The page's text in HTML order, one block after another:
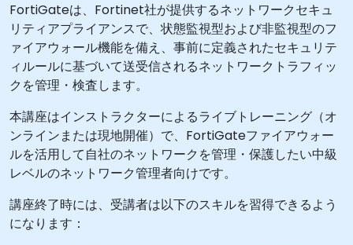
FortiGateは、Fortinet社が提供するネットワークセキュ
リティアプライアンスで、状態監視型および非監視型のフ
ァイアウォール機能を備え、事前に定義されたセキュリテ
ィルールに基づいて送受信されるネットワークトラフィッ
クを管理・検査します。
本講座はインストラクターによるライブトレーニング（オ
ンラインまたは現地開催）で、FortiGateファイアウォー
ルを活用して自社のネットワークを管理・保護したい中級
レベルのネットワーク管理者向けです。
講座終了時には、受講者は以下のスキルを習得できるよう
になります：